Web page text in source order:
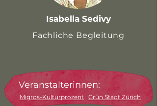
Isabella Sedivy
Fachliche Begleitung
Veranstalterinnen:
Migros-Kulturprozent Grün Stadt Zürich